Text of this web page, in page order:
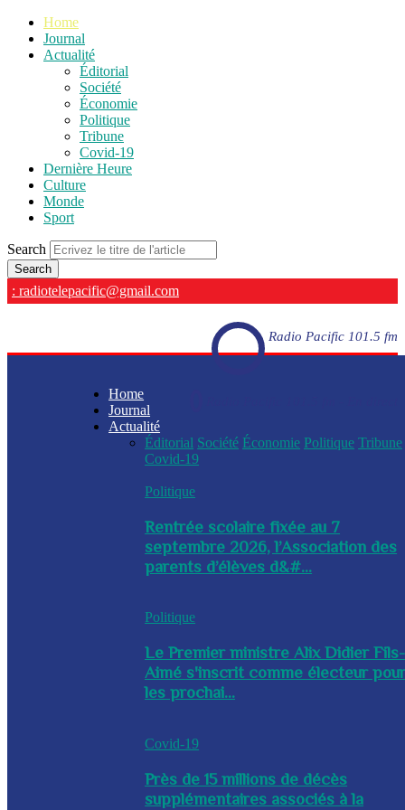
Home
Journal
Actualité
Éditorial
Société
Économie
Politique
Tribune
Covid-19
Dernière Heure
Culture
Monde
Sport
Search
: radiotelepacific@gmail.com
Radio Pacific 101.5 fm
Home
Journal
Actualité
Éditorial Société Économie Politique Tribune
Covid-19
Politique
Rentrée scolaire fixée au 7
septembre 2026, l’Association des
parents d’élèves d&#...
Politique
Le Premier ministre Alix Didier Fils-
Aimé s'inscrit comme électeur
les prochai...
Covid-19
Près de 15 millions de décès
supplémentaires associés à la